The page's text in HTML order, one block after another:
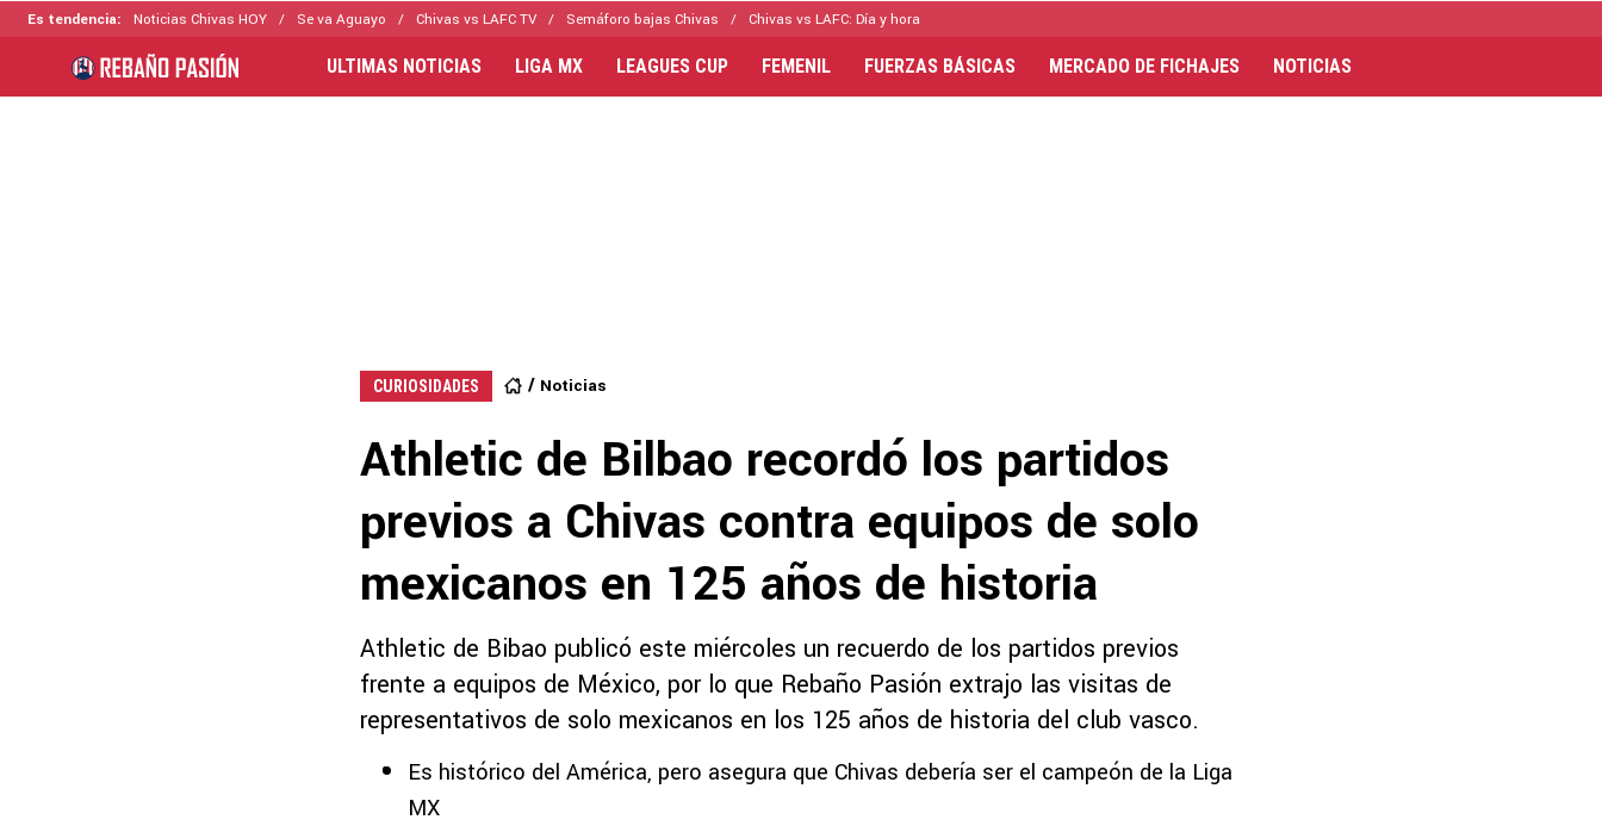
Es tendencia: Noticias Chivas HOY Se va Aguayo Chivas vs LAFC TV Semáforo bajas Chivas Chivas vs LAFC: Día y hora
ULTIMAS NOTICIAS LIGA MX LEAGUES CUP FEMENIL FUERZAS BÁSICAS MERCADO DE FICHAJES NOTICIAS
CURIOSIDADES Noticias
Athletic de Bilbao recordó los partidos
previos a Chivas contra equipos de solo
mexicanos en 125 años de historia
Athletic de Bibao publicó este miércoles un recuerdo de los partidos previos
frente a equipos de México, por lo que Rebaño Pasión extrajo las visitas de
representativos de solo mexicanos en los 125 años de historia del club vasco.
Es histórico del América, pero asegura que Chivas debería ser el campeón de la Liga
MX